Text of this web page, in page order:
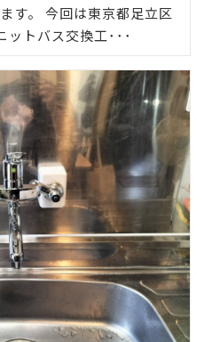
す。 今回は東京都足立区
ットバス交換工･･･